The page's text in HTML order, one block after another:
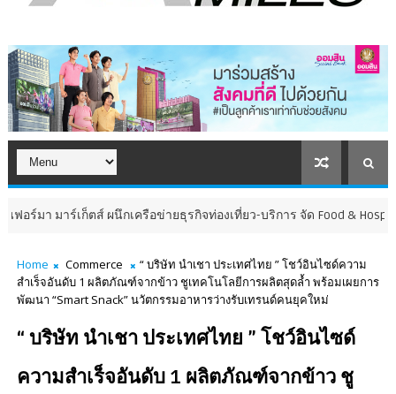
ผนึกเครือข่ายธุรกิจท่องเที่ยว-บริการ จัด Food & Hospitality Thailand
Home Commerce
“ บริษัท นำเชา ประเทศไทย ” โชว์อินไซด์ความ
สำเร็จอันดับ 1 ผลิตภัณฑ์จากข้าว ชูเทคโนโลยีการผลิตสุดล้ำ พร้อมเผยการ
พัฒนา “Smart Snack” นวัตกรรมอาหารว่างรับเทรนด์คนยุคใหม่
“ บริษัท นำเชา ประเทศไทย ” โชว์อินไซด์
ความสำเร็จอันดับ 1 ผลิตภัณฑ์จากข้าว ชู